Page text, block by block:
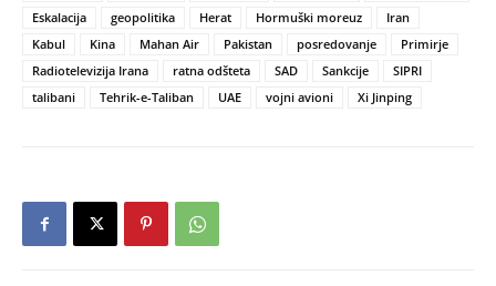
Eskalacija
geopolitika Herat Hormuški moreuz
Iran
Kabul
Kina Mahan Air Pakistan posredovanje
Primirje
Radiotelevizija Irana
ratna odšteta SAD Sankcije
SIPRI
talibani
Tehrik-e-Taliban UAE vojni avioni Xi Jinping